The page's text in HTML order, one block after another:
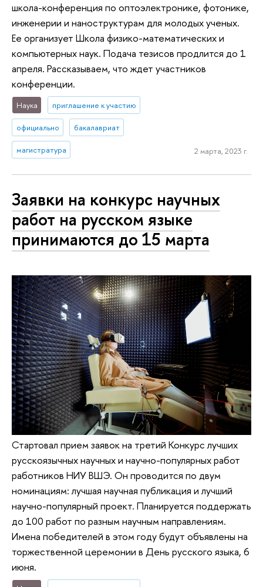
школа-конференция по оптоэлектронике, фотонике,
инженерии и наноструктурам для молодых ученых.
Ее организует Школа физико-математических и
компьютерных наук. Подача тезисов продлится до 1
апреля. Рассказываем, что ждет участников
конференции.
Наука приглашение к участию
официально бакалавриат
магистратура 2 марта, 2023 г.
Заявки на конкурс научных
работ на русском языке
принимаются до 15 марта
Стартовал прием заявок на третий Конкурс лучших
русскоязычных научных и научно-популярных работ
работников НИУ ВШЭ. Он проводится по двум
номинациям: лучшая научная публикация и лучший
научно-популярный проект. Планируется поддержать
до 100 работ по разным научным направлениям.
Имена победителей в этом году будут объявлены на
торжественной церемонии в День русского языка, 6
июня.